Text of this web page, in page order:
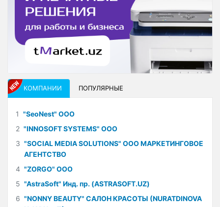
КОМПАНИИ ПОПУЛЯРНЫЕ
1 "SeoNest" ООО
2 "INNOSOFT SYSTEMS" ООО
3 "SOCIAL MEDIA SOLUTIONS" ООО МАРКЕТИНГОВОЕ
АГЕНТСТВО
4 "ZORGO" ООО
5 "AstraSoft" Инд. пр. (ASTRASOFT.UZ)
6 "NONNY BEAUTY" САЛОН КРАСОТЫ (NURATDINOVA